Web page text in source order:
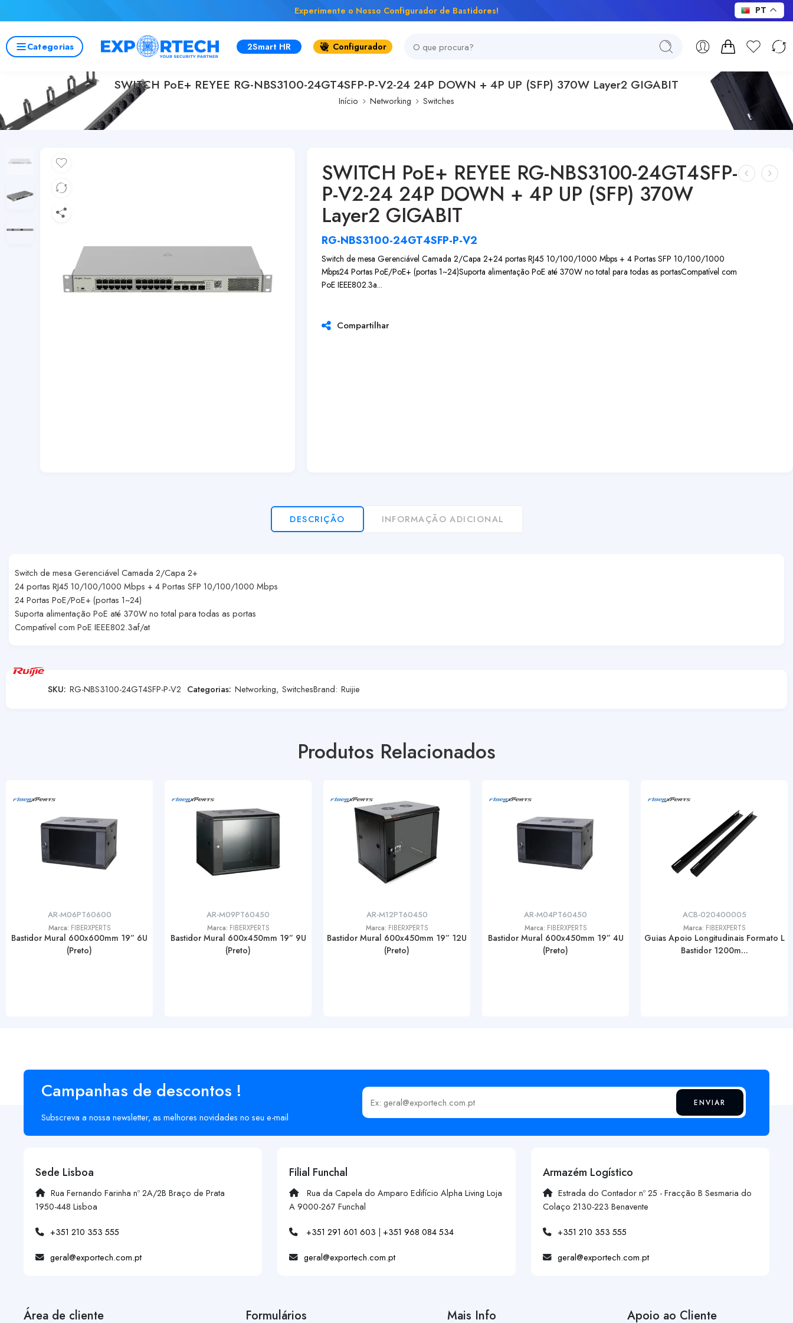
Experimente o Nosso Configurador de Bastidores!
Categorias 2Smart HR Configurador
SWITCH PoE+ REYEE RG-NBS3100-24GT4SFP-P-V2-24 24P DOWN + 4P UP (SFP) 370W Layer2 GIGABIT
Início Networking Switches
SWITCH PoE+ REYEE RG-NBS3100-24GT4SFP-
P-V2-24 24P DOWN + 4P UP (SFP) 370W
Layer2 GIGABIT
RG-NBS3100-24GT4SFP-P-V2
Switch de mesa Gerenciável Camada 2/Capa 2+24 portas RJ45 10/100/1000 Mbps + 4 Portas SFP 10/100/1000
Mbps24 Portas PoE/PoE+ (portas 1~24)Suporta alimentação PoE até 370W no total para todas as portasCompatível com
PoE IEEE802.3a...
Compartilhar
DESCRIÇÃO INFORMAÇÃO ADICIONAL
Switch de mesa Gerenciável Camada 2/Capa 2+
24 portas RJ45 10/100/1000 Mbps + 4 Portas SFP 10/100/1000 Mbps
24 Portas PoE/PoE+ (portas 1~24)
Suporta alimentação PoE até 370W no total para todas as portas
Compatível com PoE IEEE802.3af/at
SKU: RG-NBS3100-24GT4SFP-P-V2 Categorias: Networking, SwitchesBrand: Ruijie
Produtos Relacionados
AR-M06PT60600
Marca: FIBERXPERTS
Bastidor Mural 600x600mm 19” 6U
(Preto)
AR-M09PT60450
Marca: FIBERXPERTS
Bastidor Mural 600x450mm 19” 9U
(Preto)
AR-M12PT60450
Marca: FIBERXPERTS
Bastidor Mural 600x450mm 19” 12U
(Preto)
AR-M04PT60450
Marca: FIBERXPERTS
Bastidor Mural 600x450mm 19” 4U
(Preto)
ACB-020400005
Marca: FIBERXPERTS
Guias Apoio Longitudinais Formato L
Bastidor 1200m...
Campanhas de descontos !
Subscreva a nossa newsletter, as melhores novidades no seu e-mail
Insira o seu email ENVIAR
Sede Lisboa
Rua Fernando Farinha nº 2A/2B Braço de Prata
1950-448 Lisboa
+351 210 353 555
geral@exportech.com.pt
Filial Funchal
Rua da Capela do Amparo Edifício Alpha Living Loja
A 9000-267 Funchal
+351 291 601 603 | +351 968 084 534
geral@exportech.com.pt
Armazém Logístico
Estrada do Contador nº 25 - Fracção B Sesmaria do
Colaço 2130-223 Benavente
+351 210 353 555
geral@exportech.com.pt
Área de cliente Formulários Mais Info Apoio ao Cliente
PT